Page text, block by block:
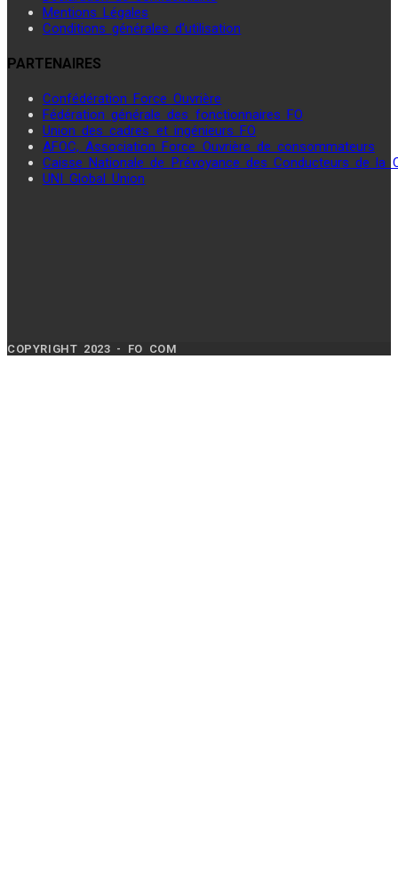
Mentions Légales
Conditions générales d’utilisation
PARTENAIRES
Confédération Force Ouvrière
Fédération générale des fonctionnaires FO
Union des cadres et ingénieurs FO
AFOC, Association Force Ouvrière de consommateurs
Caisse Nationale de Prévoyance des Conducteurs de la
UNI Global Union
COPYRIGHT 2023 - FO COM